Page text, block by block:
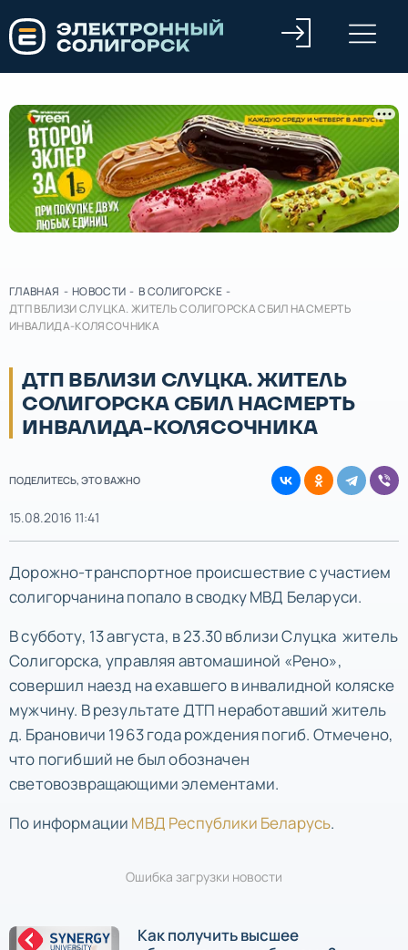
ГЛАВНАЯ - НОВОСТИ - В СОЛИГОРСКЕ -
ДТП ВБЛИЗИ СЛУЦКА. ЖИТЕЛЬ СОЛИГОРСКА СБИЛ НАСМЕРТЬ
ИНВАЛИДА-КОЛЯСОЧНИКА
ДТП ВБЛИЗИ СЛУЦКА. ЖИТЕЛЬ
СОЛИГОРСКА СБИЛ НАСМЕРТЬ
ИНВАЛИДА-КОЛЯСОЧНИКА
ПОДЕЛИТЕСЬ, ЭТО ВАЖНО
15.08.2016 11:41
Дорожно-транспортное происшествие с участием
солигорчанина попало в сводку МВД Беларуси.
В субботу, 13 августа, в 23.30 вблизи Слуцка житель
Солигорска, управляя автомашиной «Рено»,
совершил наезд на ехавшего в инвалидной коляске
мужчину. В результате ДТП неработавший житель
д. Брановичи 1963 года рождения погиб. Отмечено,
что погибший не был обозначен
световозвращающими элементами.
По информации МВД Республики Беларусь.
Ошибка загрузки новости
Как получить высшее